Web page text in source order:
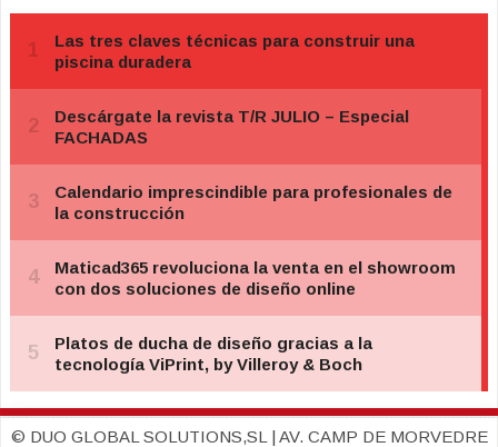
© DUO GLOBAL SOLUTIONS,SL | AV. CAMP DE MORVEDRE